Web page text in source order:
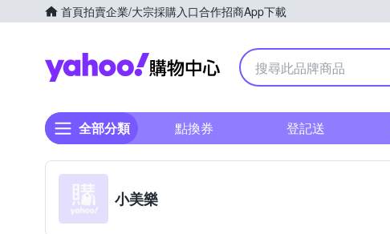
首頁拍賣企業/大宗採購入口合作招商App下載
Yahoo購物中心
全部分類 點換券 登記送
小美樂